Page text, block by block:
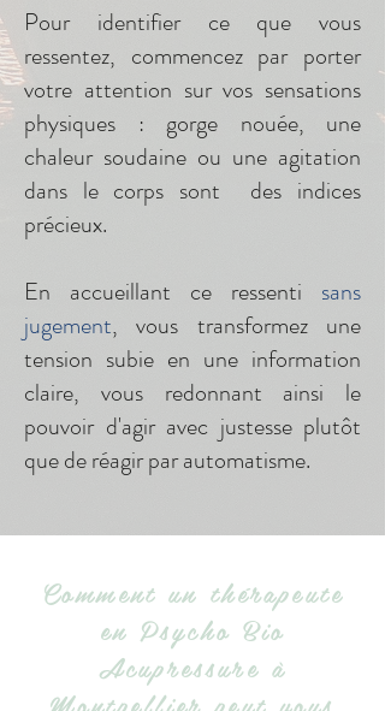
Pour identifier ce que vous
ressentez, commencez par porter
votre attention sur vos sensations
physiques : gorge nouée, une
chaleur soudaine ou une agitation
dans le corps sont des indices
précieux.
En accueillant ce ressenti sans
jugement, vous transformez une
tension subie en une information
claire, vous redonnant ainsi le
pouvoir d'agir avec justesse plutôt
que de réagir par automatisme.
Comment un thérapeute
en Psycho Bio
Acupressure à